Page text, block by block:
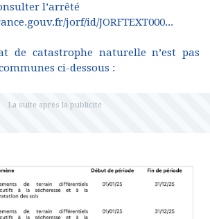
l’arrêté
jorf/id/JORFTEXT000...
de catastrophe naturelle n’est pas
ci-dessous :